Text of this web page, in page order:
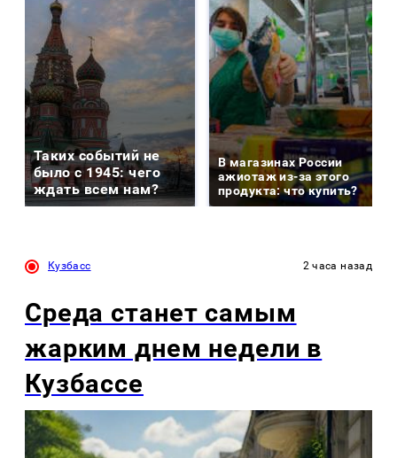
Таких событий не
было с 1945: чего
ждать всем нам?
В магазинах России
ажиотаж из-за этого
продукта: что купить?
Кузбасс 2 часа назад
Среда станет самым
жарким днем недели в
Кузбассе